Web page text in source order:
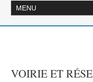
VOIRIE ET